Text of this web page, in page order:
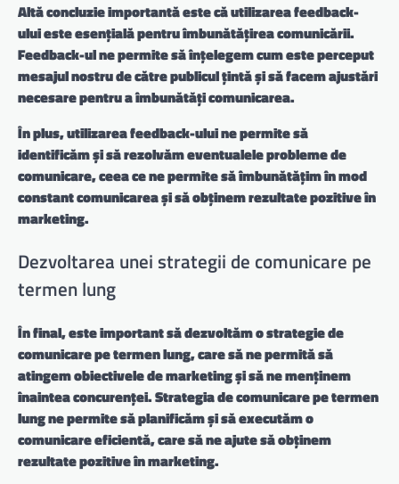
Altă concluzie importantă este că utilizarea feedback-
ului este esențială pentru îmbunătățirea comunicării.
Feedback-ulne permite să înțelegem cum este perceput
mesajul nostru de către publicul țintă și să facem ajustări
necesare pentru a îmbunătăți comunicarea.
În plus, utilizarea feedback-ului ne permite să
identificăm și să rezolvăm eventualele probleme de
comunicare, ceea ce ne permite să îmbunătățim în mod
constant comunicarea și să obținem rezultate pozitive în
marketing.
Dezvoltarea unei strategii de comunicare pe
termen lung
În final, este important să dezvoltăm o strategie de
comunicare pe termen lung, care să ne permită să
atingem obiectivele de marketing și să ne menținem
înaintea concurenței.Strategia de comunicare pe termen
lungne permite să planificăm și să executăm o
comunicare eficientă, care să ne ajute să obținem
rezultate pozitive în marketing.